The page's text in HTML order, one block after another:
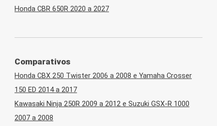
Honda CBR 650R 2020 a 2027
Comparativos
Honda CBX 250 Twister 2006 a 2008 e Yamaha Crosser
150 ED 2014 a 2017
Kawasaki Ninja 250R 2009 a 2012 e Suzuki GSX-R 1000
2007 a 2008